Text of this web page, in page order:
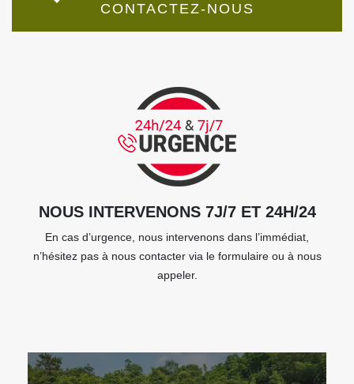
CONTACTEZ-NOUS
NOUS INTERVENONS 7J/7 ET 24H/24
En cas d’urgence, nous intervenons dans l’immédiat,
n’hésitez pas à nous contacter via le formulaire ou à nous
appeler.